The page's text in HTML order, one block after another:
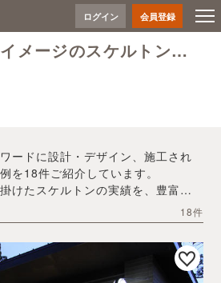
ログイン 会員登録
「スクリーン」イメージのスケルトン事例
ードに設計・デザイン、施工され
を18件ご紹介しています。
けたスケルトンの実績を、豊富な
費用感の把握など、「スクリー
めるヒントとしてぜひお役立てく
18件